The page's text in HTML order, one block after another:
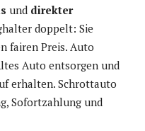
und direkter
doppelt: Sie
fairen Preis. Auto
Auto entsorgen und
erhalten. Schrottauto
Sofortzahlung und